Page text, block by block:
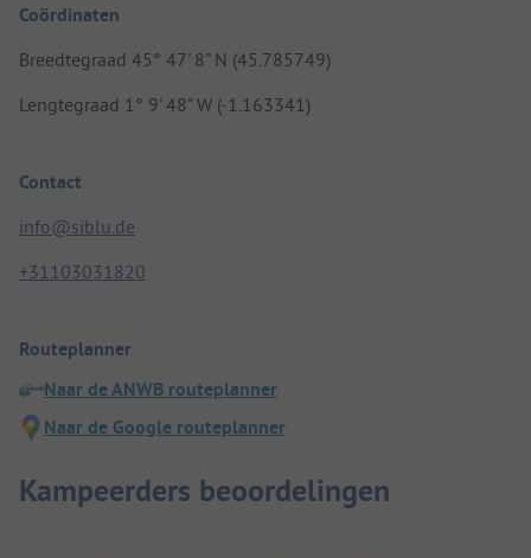
Coördinaten
Breedtegraad 45° 47' 8" N (45.785749)
Lengtegraad 1° 9' 48" W (-1.163341)
Contact
info@siblu.de
+31103031820
Routeplanner
Naar de ANWB routeplanner
Naar de Google routeplanner
Kampeerders beoordelingen